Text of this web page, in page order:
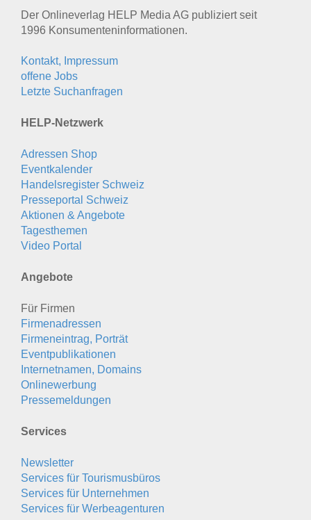
Der Onlineverlag HELP Media AG publiziert seit
1996 Konsumenten­informationen.
Kontakt, Impressum
offene Jobs
Letzte Suchanfragen
HELP-Netzwerk
Adressen Shop
Eventkalender
Handelsregister Schweiz
Presseportal Schweiz
Aktionen & Angebote
Tagesthemen
Video Portal
Angebote
Für Firmen
Firmenadressen
Firmeneintrag, Porträt
Eventpublikationen
Internetnamen, Domains
Onlinewerbung
Pressemeldungen
Services
Newsletter
Services für Tourismusbüros
Services für Unternehmen
Services für Werbeagenturen